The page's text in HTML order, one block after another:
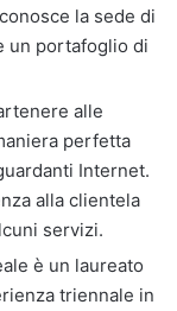
la sede di
un portafoglio di
alle
perfetta
Internet.
alla clientela
servizi.
è un laureato
triennale in